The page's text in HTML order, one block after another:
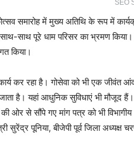
SEO
समारोह में मुख्य अतिथि के रूप में
साथ पूरे धाम परिसर का भ्रमण किया।
किया।
कर रहा है। गोसेवा को भी एक जीवंत
है। यहां आधुनिक सुविधाएं भी मौजूद हैं।
ओर से सौंपे गए मांग पत्र को भी विभागीय
पूनिया, बीजेपी पूर्व जिला अध्यक्ष